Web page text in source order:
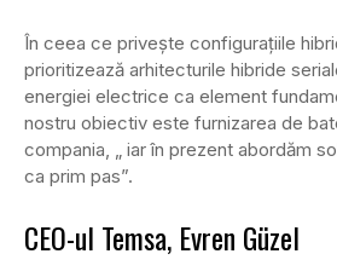
În ceea ce privește configurațiile
prioritizează arhitecturile hibride
energiei electrice ca element
nostru obiectiv este furnizarea de
compania, „ iar în prezent abordăm
ca prim pas”.
CEO-ul Temsa, Evren Güzel